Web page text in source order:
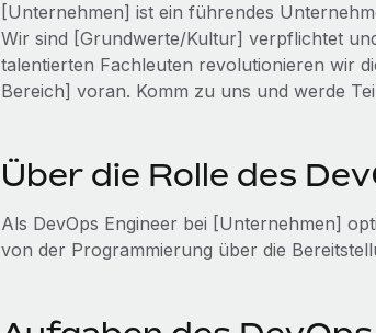
[Unternehmen] ist ein führendes
Wir sind [Grundwerte/Kultur] verpflichtet
talentierten Fachleuten revolutionieren wir
Bereich] voran. Komm zu uns und werde
Über die Rolle des
Als DevOps Engineer bei [Unternehmen]
von der Programmierung über die